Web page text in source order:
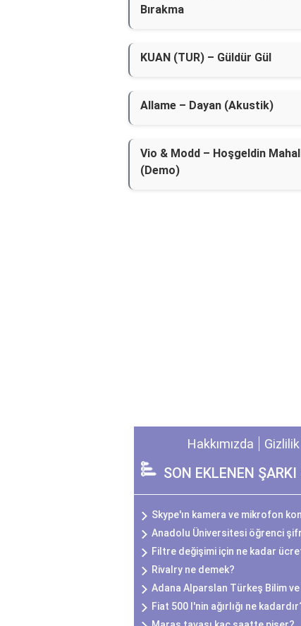
Bırakma
KUAN (TUR) – Güldür Gül
Allame – Dayan (Akustik)
Vio & Modd – Hoşgeldin
(Demo)
Hakkımızda
SON EKLENEN ŞARKI
Skype'ın kamera ve mikrofon
Anadolu Üniversitesi öğrenci
Filtre değişimi için ne kadar
Rivalry ne demek?
Adana Alparslan Türkeş Bilim
Fiat 500 l'nin ağırlığı ne